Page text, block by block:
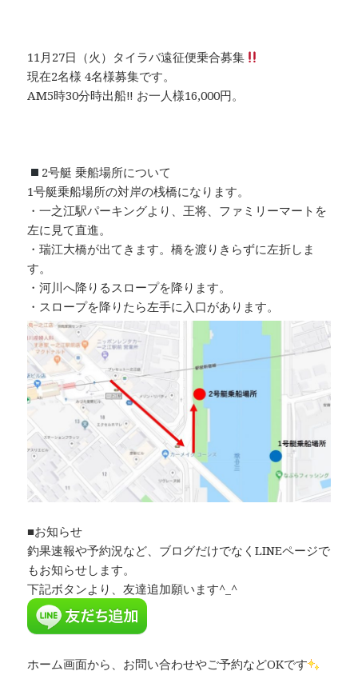
11月27日（火）タイラバ遠征便乗合募集
現在2名様 4名様募集です。
AM5時30分時出船‼︎ お一人様16,000円。
2号艇 乗船場所について
1号艇乗船場所の対岸の桟橋になります。
・一之江駅パーキングより、王将、ファミリーマートを
左に見て直進。
・瑞江大橋が出てきます。橋を渡りきらずに左折しま
す。
・河川へ降りるスロープを降ります。
・スロープを降りたら左手に入口があります。
■お知らせ
釣果速報や予約況など、ブログだけでなくLINEページで
もお知らせします。
下記ボタンより、友達追加願います^_^
ホーム画面から、お問い合わせやご予約などOKです